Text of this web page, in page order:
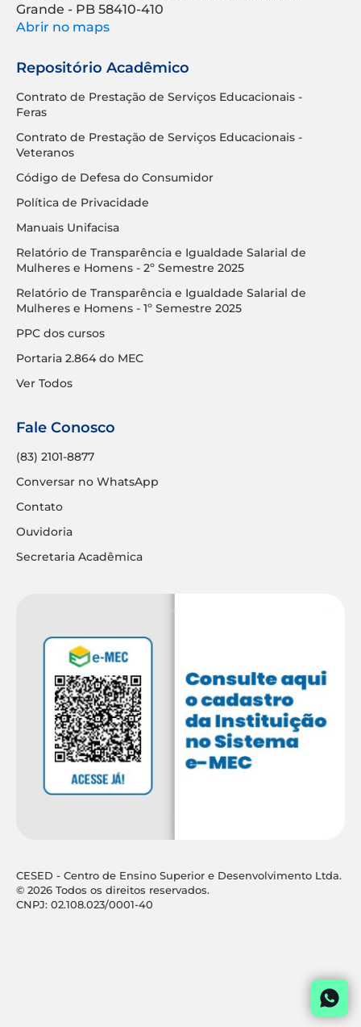
Grande - PB 58410-410
Abrir no maps
Repositório Acadêmico
Contrato de Prestação de Serviços Educacionais -
Feras
Contrato de Prestação de Serviços Educacionais -
Veteranos
Código de Defesa do Consumidor
Política de Privacidade
Manuais Unifacisa
Relatório de Transparência e Igualdade Salarial de
Mulheres e Homens - 2º Semestre 2025
Relatório de Transparência e Igualdade Salarial de
Mulheres e Homens - 1º Semestre 2025
PPC dos cursos
Portaria 2.864 do MEC
Ver Todos
Fale Conosco
(83) 2101-8877
Conversar no WhatsApp
Contato
Ouvidoria
Secretaria Acadêmica
CESED - Centro de Ensino Superior e Desenvolvimento Ltda.
© 2026 Todos os direitos reservados.
CNPJ: 02.108.023/0001-40